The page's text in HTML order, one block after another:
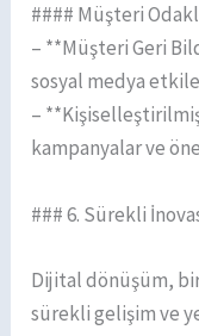
#### Müşteri
– **Müşteri Geri
sosyal medya
–
kampanyalar ve
### 6. Sürekli
Dijital dönüşüm,
sürekli gelişim ve